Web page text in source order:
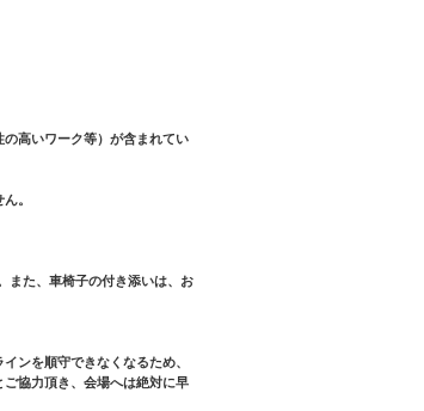
高いワーク等）が含まれてい
。
また、車椅子の付き添いは、お
ンを順守できなくなるため、
協力頂き、会場へは絶対に早